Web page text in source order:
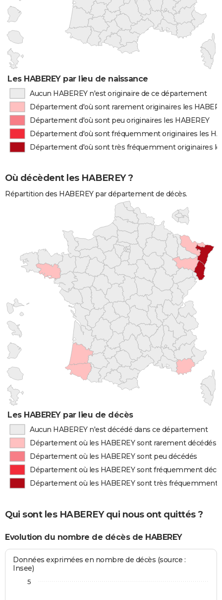
Les HABEREY par lieu de naissance
Aucun HABEREY n'est originaire de ce département
Département d'où sont rarement originaires les
Département d'où sont peu originaires les HABEREY
Département d'où sont fréquemment originaires les
Département d'où sont très fréquemment originaires
Où décèdent les HABEREY ?
Répartition des HABEREY par département de décès.
Les HABEREY par lieu de décès
Aucun HABEREY n'est décédé dans ce département
Département où les HABEREY sont rarement décédés
Département où les HABEREY sont peu décédés
Département où les HABEREY sont fréquemment
Département où les HABEREY sont très fréquemment
Qui sont les HABEREY qui nous ont quittés ?
Evolution du nombre de décès de HABEREY
Données exprimées en nombre de décès (source :
Insee)
5